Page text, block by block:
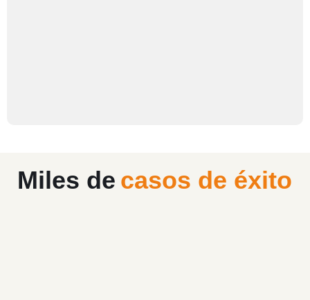
Miles de casos de éxito